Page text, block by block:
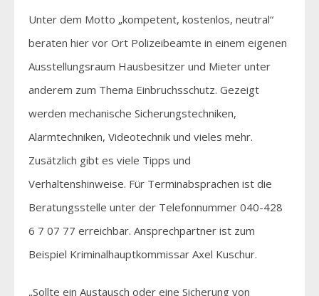
Unter dem Motto „kompetent, kostenlos, neutral“
beraten hier vor Ort Polizeibeamte in einem eigenen
Ausstellungsraum Hausbesitzer und Mieter unter
anderem zum Thema Einbruchsschutz. Gezeigt
werden mechanische Sicherungstechniken,
Alarmtechniken, Videotechnik und vieles mehr.
Zusätzlich gibt es viele Tipps und
Verhaltenshinweise. Für Terminabsprachen ist die
Beratungsstelle unter der Telefonnummer 040-428
6 7 07 77 erreichbar. Ansprechpartner ist zum
Beispiel Kriminalhauptkommissar Axel Kuschur.
„Sollte ein Austausch oder eine Sicherung von